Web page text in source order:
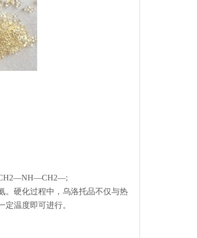
。硬化过程中，乌洛托品不仅与热
温度即可进行。